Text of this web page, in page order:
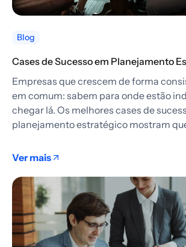
Blog
Cases de Sucesso em Planejamento
Empresas que crescem de forma
em comum: sabem para onde estão
chegar lá. Os melhores cases de
planejamento estratégico mostram
Ver mais